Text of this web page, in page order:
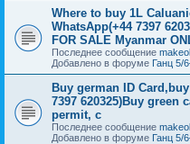
Where to buy 1L
WhatsApp(+44 7397
FOR SALE Myanmar
Последнее сообщение
Добавлено в форуме Ганц 5/
Buy german ID
7397 620325)Buy green
permit, c
Последнее сообщение
Добавлено в форуме Ганц 5/